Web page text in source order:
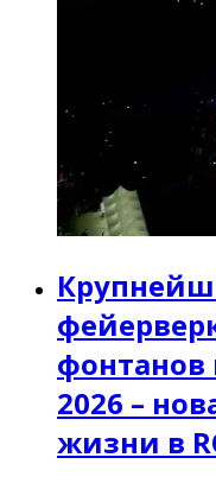
фонтанов
2026 –
жизни в